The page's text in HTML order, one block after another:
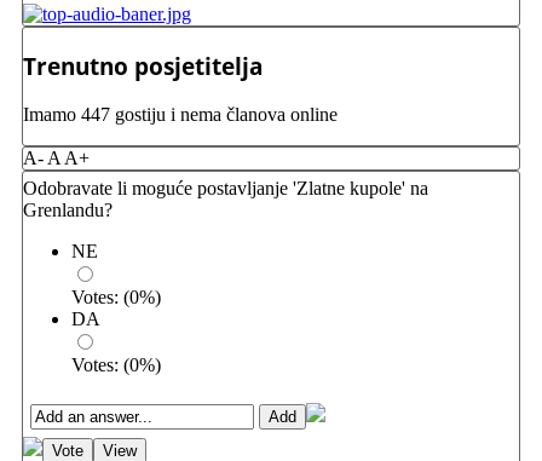
Trenutno posjetitelja
Imamo 447 gostiju i nema članova online
A- A A+
Odobravate li moguće postavljanje 'Zlatne kupole' na
Grenlandu?
NE
Votes: (0%)
DA
Votes: (0%)